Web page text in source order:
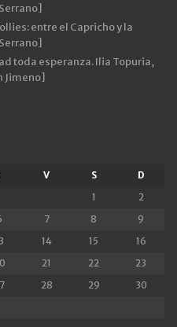
entre el Capricho y la
toda esperanza. Ilia Topuria,
Jimeno]
V S
D
1
2
7 8
9
14 15
16
21 22
23
28 29
30